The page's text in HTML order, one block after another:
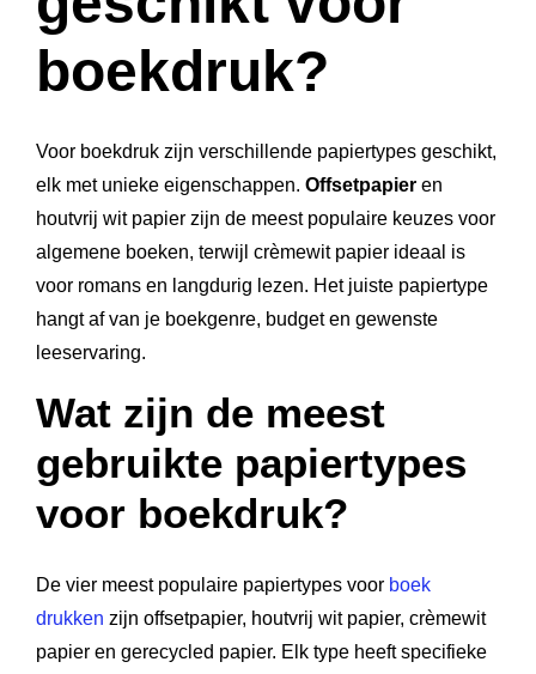
boekdruk?
Voor boekdruk zijn verschillende papiertypes geschikt,
elk met unieke eigenschappen. Offsetpapier en
houtvrij wit papier zijn de meest populaire keuzes voor
algemene boeken, terwijl crèmewit papier ideaal is
voor romans en langdurig lezen. Het juiste papiertype
hangt af van je boekgenre, budget en gewenste
leeservaring.
Wat zijn de meest
gebruikte papiertypes
voor boekdruk?
De vier meest populaire papiertypes voor boek
drukken zijn offsetpapier, houtvrij wit papier, crèmewit
papier en gerecycled papier. Elk type heeft specifieke